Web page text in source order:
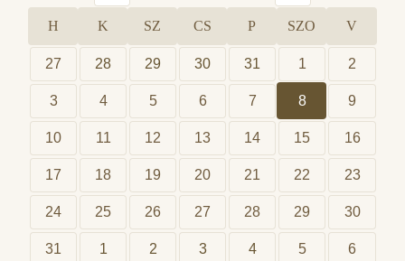
H K SZ CS P SZO V
27 28 29 30 31 1 2
3 4 5 6 7 8 9
10 11 12 13 14 15 16
17 18 19 20 21 22 23
24 25 26 27 28 29 30
31 1 2 3 4 5 6